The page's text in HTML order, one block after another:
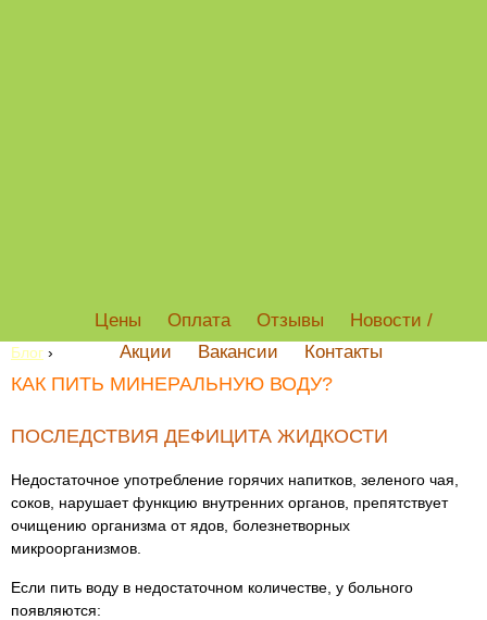
Цены Оплата Отзывы
Новости /
Акции
Вакансии Контакты
Блог ›
КАК ПИТЬ МИНЕРАЛЬНУЮ ВОДУ?
ПОСЛЕДСТВИЯ ДЕФИЦИТА ЖИДКОСТИ
Недостаточное употребление горячих напитков, зеленого чая,
соков, нарушает функцию внутренних органов, препятствует
очищению организма от ядов, болезнетворных
микроорганизмов.
Если пить воду в недостаточном количестве, у больного
появляются: